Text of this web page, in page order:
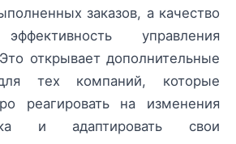
заказов, а качество
управления
открывает дополнительные
тех компаний, которые
реагировать на изменения
и адаптировать свои